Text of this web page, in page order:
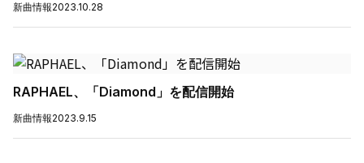
新曲情報2023.10.28
RAPHAEL、「Diamond」を配信開始
新曲情報2023.9.15